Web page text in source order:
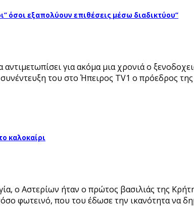
όσοι εξαπολύουν επιθέσεις μέσω διαδικτύου”
αντιμετωπίσει για ακόμα μια χρονιά ο
του στο Ήπειρος TV1 ο πρόεδρος
καλοκαίρι
ο Αστερίων ήταν ο πρώτος βασιλιάς της
φωτεινό, που του έδωσε την ικανότητα να